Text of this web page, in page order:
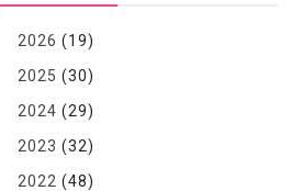
2026 (19)
2025 (30)
2024 (29)
2023 (32)
2022 (48)